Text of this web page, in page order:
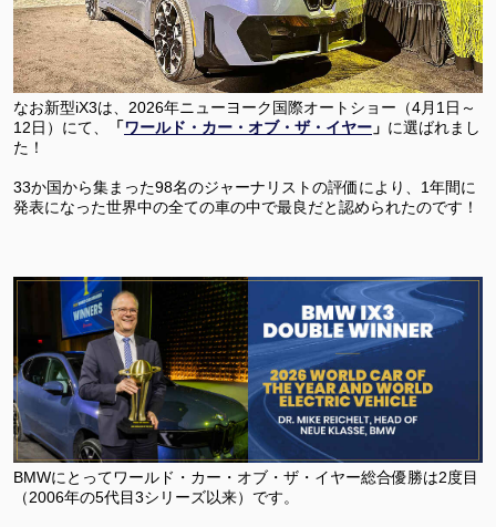
なお新型iX3は、2026年ニューヨーク国際オートショー（4月1日～
12日）にて、
「ワールド・カー・オブ・ザ・イヤー 」 に選ばれまし
た！
33か国から集まった98名のジャーナリストの評価により、1年間に
発表になった世界中の全ての車の中で最良だと認められたのです！
BMWにとってワールド・カー・オブ・ザ・イヤー総合優勝は2度目
（2006年の5代目3シリーズ以来）です。